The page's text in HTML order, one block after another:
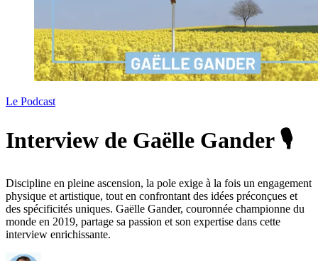
Le Podcast
Interview de Gaëlle Gander 🎙️
Discipline en pleine ascension, la pole exige à la fois un engagement
physique et artistique, tout en confrontant des idées préconçues et
des spécificités uniques. Gaëlle Gander, couronnée championne du
monde en 2019, partage sa passion et son expertise dans cette
interview enrichissante.